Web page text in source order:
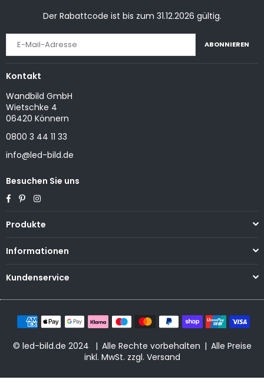
Der Rabattcode ist bis zum 31.12.2026 gültig.
ABONNIEREN
Kontakt
Wandbild GmbH
Wietschke 4
06420 Könnern
0800 3 44 11 33
info@led-bild.de
Besuchen Sie uns
Facebook
PinterestInstagram
Produkte
Informationen
Kundenservice
© led-bild.de 2024 | Alle Rechte vorbehalten | Alle Preise
inkl. MwSt. zzgl. Versand